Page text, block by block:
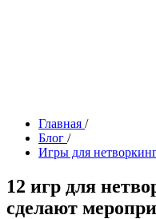
Главная /
Блог /
Игры для
12 игр для
сделают